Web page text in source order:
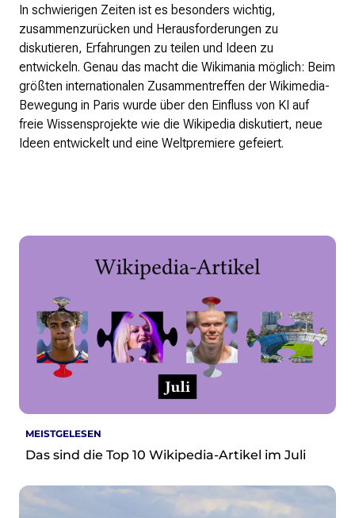
Wikimedia Deutschland wird 20!
Projekte
Featured
Wikipedia
Wikidata
Wikimedia Commons
Das WikiLibrary Manifest
GLAM – Kultur- und Gedächtnisinstitutionen
Monsters of Law
Offene Kulturdaten
Projekt Technische Wünsche
re•shape
Verschlusssache Prüfung
Wissen. Macht. Gerechtigkeit.
Wikipedia-Schwesterprojekte
MediaWiki
Wikibooks
Wikisource
In schwierigen Zeiten ist es besonders wichtig,
zusammenzurücken und Herausforderungen zu
diskutieren, Erfahrungen zu teilen und Ideen zu
entwickeln. Genau das macht die Wikimania möglich: Beim
größten internationalen Zusammentreffen der Wikimedia-
Bewegung in Paris wurde über den Einfluss von KI auf
freie Wissensprojekte wie die Wikipedia diskutiert, neue
Ideen entwickelt und eine Weltpremiere gefeiert.
MEISTGELESEN
Das sind die Top 10 Wikipedia-Artikel im Juli